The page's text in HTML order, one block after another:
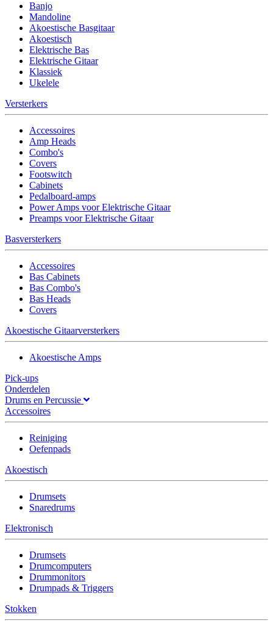
Banjo
Mandoline
Akoestische Basgitaar
Akoestisch
Elektrische Bas
Elektrische Gitaar
Klassiek
Ukelele
Versterkers
Accessoires
Amp Heads
Combo's
Covers
Footswitch
Cabinets
Pedalboard-amps
Power Amps voor Elektrische Gitaar
Preamps voor Elektrische Gitaar
Basversterkers
Accessoires
Bas Cabinets
Bas Combo's
Bas Heads
Covers
Akoestische Gitaarversterkers
Akoestische Amps
Pick-ups
Onderdelen
Drums en Percussie
Accessoires
Reiniging
Oefenpads
Akoestisch
Drumsets
Snaredrums
Elektronisch
Drumsets
Drumcomputers
Drummonitors
Drumpads & Triggers
Stokken